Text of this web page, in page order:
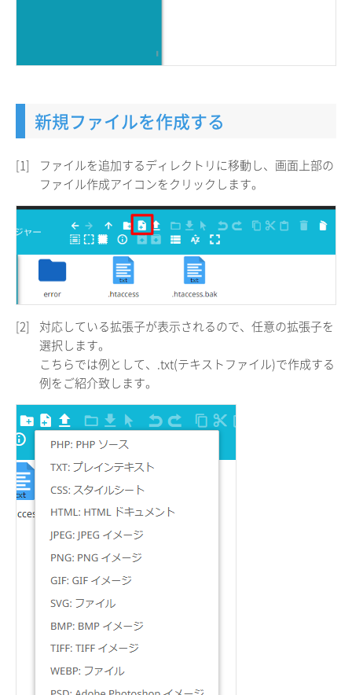
新規ファイルを作成する
[1]
ファイルを追加するディレクトリに移動し、画面上部の
ファイル作成アイコンをクリックします。
[2]
対応している拡張子が表示されるので、任意の拡張子を
選択します。
こちらでは例として、.txt(テキストファイル)で作成する
例をご紹介致します。